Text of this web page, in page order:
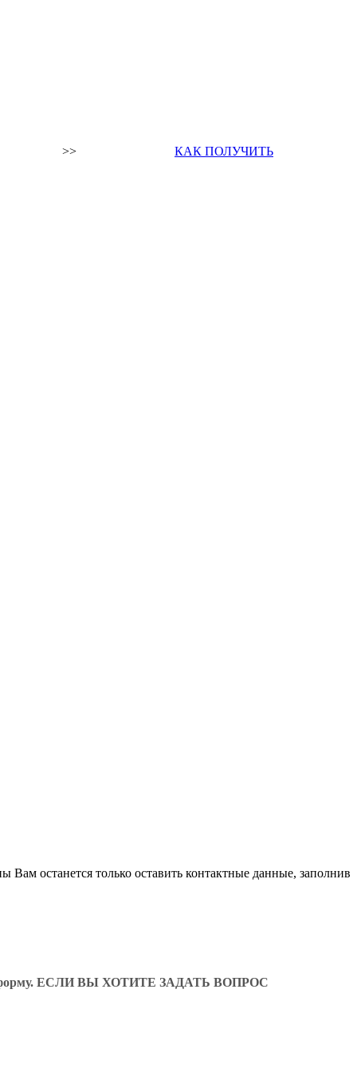
>> КАК ПОЛУЧИТЬ
Вам останется только оставить контактные данные, заполнив
форму. ЕСЛИ ВЫ ХОТИТЕ ЗАДАТЬ ВОПРОС